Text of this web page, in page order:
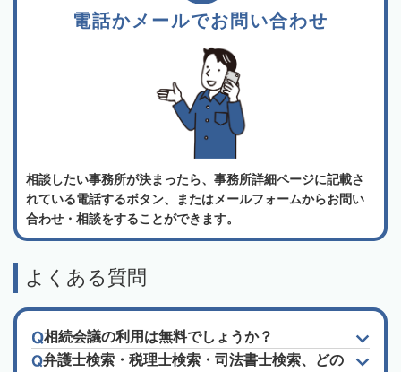
電話かメールでお問い合わせ
相談したい事務所が決まったら、事務所詳細ページに記載さ
れている電話するボタン、またはメールフォームからお問い
合わせ・相談をすることができます。
よくある質問
相続会議の利用は無料でしょうか？
弁護士検索・税理士検索・司法書士検索、どの